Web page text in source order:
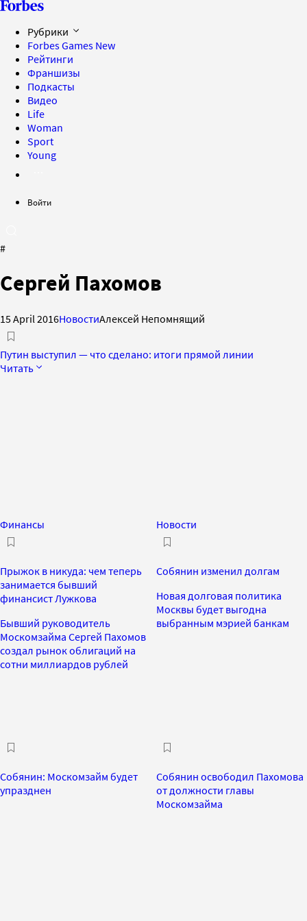
Рубрики
Forbes Games New
Рейтинги
Франшизы
Подкасты
Видео
Life
Woman
Sport
Young
Войти
#
Сергей Пахомов
15 April 2016НовостиАлексей Непомнящий
Путин выступил — что сделано: итоги прямой линии
Читать
Финансы
Прыжок в никуда: чем теперь
занимается бывший
финансист Лужкова
Бывший руководитель
Москомзайма Сергей Пахомов
создал рынок облигаций на
сотни миллиардов рублей
Новости
Собянин изменил долгам
Новая долговая политика
Москвы будет выгодна
выбранным мэрией банкам
Собянин: Москомзайм будет
упразднен
Собянин освободил Пахомова
от должности главы
Москомзайма